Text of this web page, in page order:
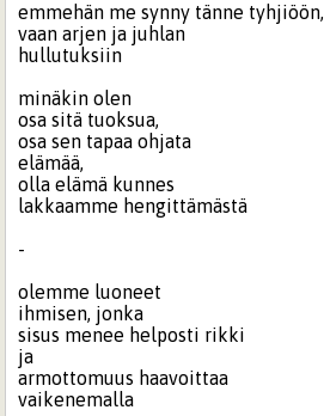
emmehän me synny tänne tyhjiöön,
vaan arjen ja juhlan
hullutuksiin
minäkin olen
osa sitä tuoksua,
osa sen tapaa ohjata
elämää,
olla elämä kunnes
lakkaamme hengittämästä
-
olemme luoneet
ihmisen, jonka
sisus menee helposti rikki
ja
armottomuus haavoittaa
vaikenemalla